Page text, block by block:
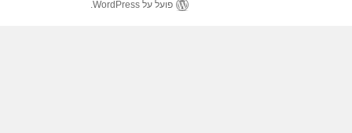
פועל על WordPress.